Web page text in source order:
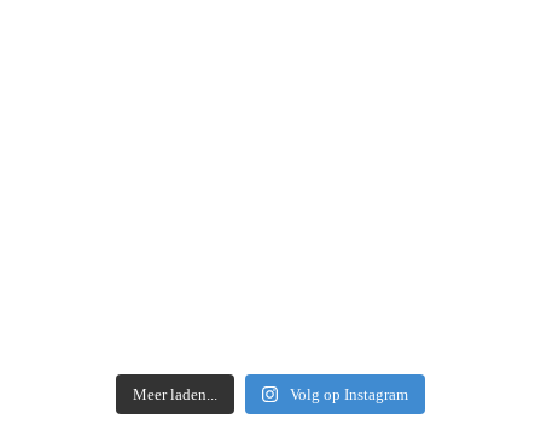
Meer laden... Volg op Instagram